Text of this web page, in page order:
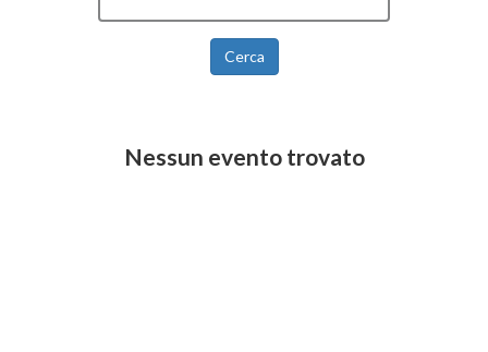
Cerca
Nessun evento trovato